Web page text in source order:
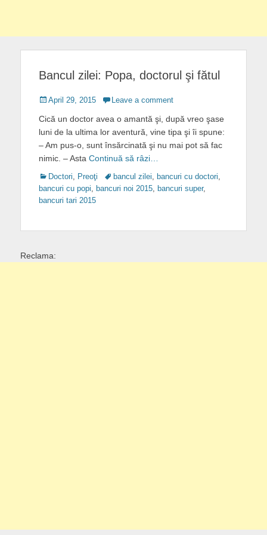
Bancul zilei: Popa, doctorul şi fătul
Posted
April 29, 2015 Leave a comment
Cică un doctor avea o amantă şi, după vreo şase
luni de la ultima lor aventură, vine tipa şi îi spune:
– Am pus-o, sunt însărcinată şi nu mai pot să fac
nimic. – Asta Continuă să râzi…
Categories
Doctori, Preoţi Tagsbancul zilei, bancuri cu doctori,
bancuri cu popi, bancuri noi 2015, bancuri super,
bancuri tari 2015
Reclama: